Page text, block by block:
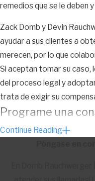
esto puede usarse para
motivado para despedirla
quería encubrirlo.
Usar comentarios
por su empleador
La mayoría de los
ramificaciones legales de
embarazadas, por lo que
se abstenga de hacer
remedios que se le deben
Zack Domb y Devin
ayudar a sus clientes a
merecen, por lo que
Si aceptan tomar su
del proceso legal y
trata de exigir su
Programe una
A nadie se le debe negar
Continue Reading